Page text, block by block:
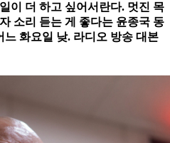
이 더 하고 싶어서란다. 멋진 목
소리 듣는 게 좋다는 윤종국 동
느 화요일 낮. 라디오 방송 대본